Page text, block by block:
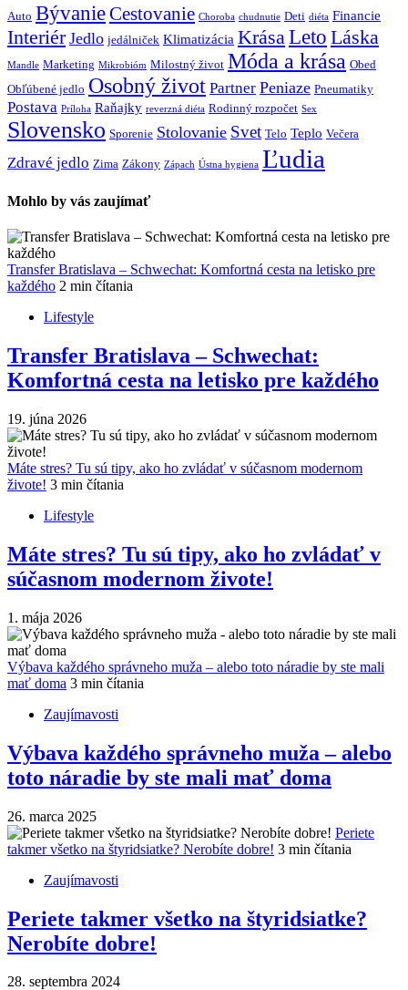
Auto BývanieCestovanie Choroba chudnutie Deti diéta Financie
Interiér Jedlo jedálniček Klimatizácia Krása Leto Láska
Mandle Marketing Mikrobióm Milostný život Móda a krása Obed
Obľúbené jedlo Osobný život Partner Peniaze Pneumatiky
Postava Príloha Raňajky reverzná diéta Rodinný rozpočet Sex
Slovensko Sporenie Stolovanie Svet Telo Teplo Večera
Zdravé jedlo Zima Zákony Zápach Ústna hygiena Ľudia
Mohlo by vás zaujímať
Transfer Bratislava – Schwechat: Komfortná cesta na letisko pre
každého 2 min čítania
Lifestyle
Transfer Bratislava – Schwechat:
Komfortná cesta na letisko pre každého
19. júna 2026
Máte stres? Tu sú tipy, ako ho zvládať v súčasnom modernom
živote! 3 min čítania
Lifestyle
Máte stres? Tu sú tipy, ako ho zvládať v
súčasnom modernom živote!
1. mája 2026
Výbava každého správneho muža – alebo toto náradie by ste mali
mať doma 3 min čítania
Zaujímavosti
Výbava každého správneho muža – alebo
toto náradie by ste mali mať doma
26. marca 2025
Periete
takmer všetko na štyridsiatke? Nerobíte dobre! 3 min čítania
Zaujímavosti
Periete takmer všetko na štyridsiatke?
Nerobíte dobre!
28. septembra 2024